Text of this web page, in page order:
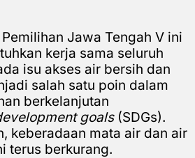
Jawa Tengah V ini
kerja sama seluruh
isu akses air bersih dan
salah satu poin dalam
berkelanjutan
goals(SDGs).
keberadaan mata air dan air
terus berkurang.